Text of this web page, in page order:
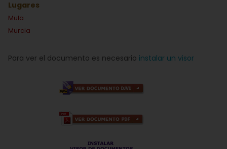
Para ver el documento es necesario instalar un visor
Lugares
Mula
Murcia